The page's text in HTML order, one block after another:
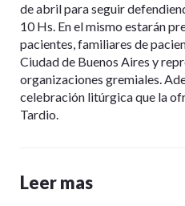
de abril para seguir
10 Hs. En el mismo estarán
pacientes, familiares de
Ciudad de Buenos Aires y
organizaciones gremiales.
celebración litúrgica que la
Tardio.
Leer mas